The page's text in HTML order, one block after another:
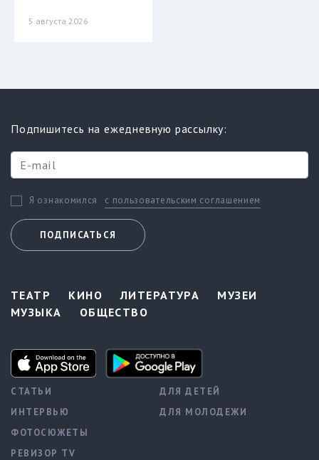
5 августа 2026
Подпишитесь на ежедневную рассылку:
Я ознакомился с пользовательским соглашением
ПОДПИСАТЬСЯ
ТЕАТР КИНО ЛИТЕРАТУРА
МУЗЕИ
МУЗЫКА
ОБЩЕСТВО
СТАТЬИ
ИНТЕРВЬЮ
ФОТОСЮЖЕТЫ
РЕВИЗОР TV
ДЛЯ ДЕТЕЙ
ДЛЯ МОЛОДЕЖИ